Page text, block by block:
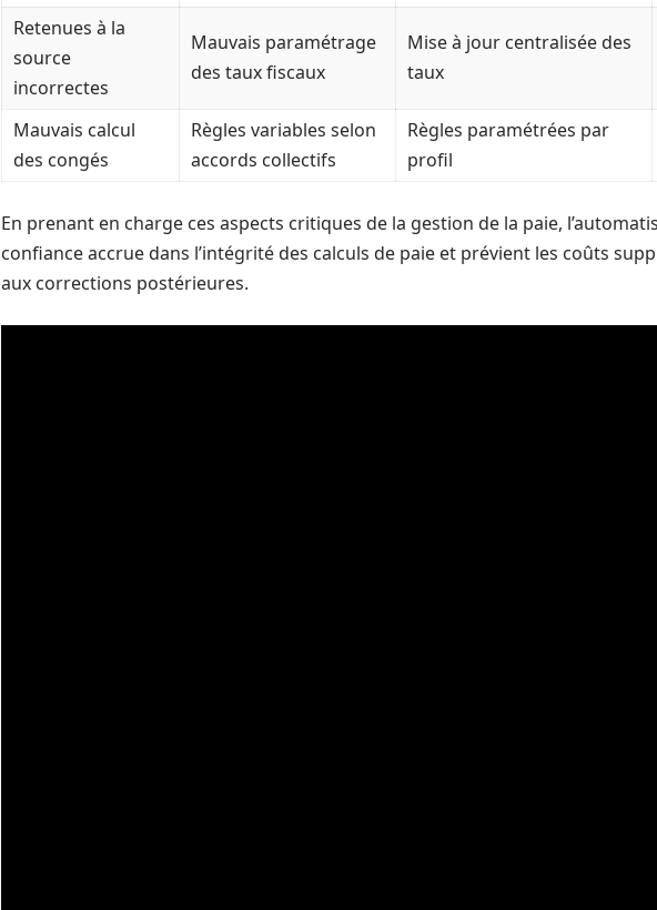
Retenues à la
source
incorrectes
Mauvais paramétrage
des taux fiscaux
Mise à jour centralisée des
taux
Mauvais calcul
des congés
Règles variables selon
accords collectifs
Règles paramétrées par
profil
En prenant en charge ces aspects critiques de la gestion de la paie,
confiance accrue dans l’intégrité des calculs de paie et prévient les coûts
aux corrections postérieures.